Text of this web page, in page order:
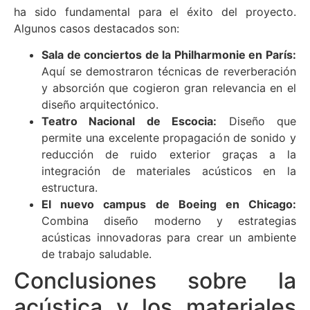
ha sido fundamental para el éxito del proyecto.
Algunos casos destacados son:
Sala de conciertos de la Philharmonie en París:
Aquí se demostraron técnicas de reverberación
y absorción que cogieron gran relevancia en el
diseño arquitectónico.
Teatro Nacional de Escocia: Diseño que
permite una excelente propagación de sonido y
reducción de ruido exterior graças a la
integración de materiales acústicos en la
estructura.
El nuevo campus de Boeing en Chicago:
Combina diseño moderno y estrategias
acústicas innovadoras para crear un ambiente
de trabajo saludable.
Conclusiones sobre la